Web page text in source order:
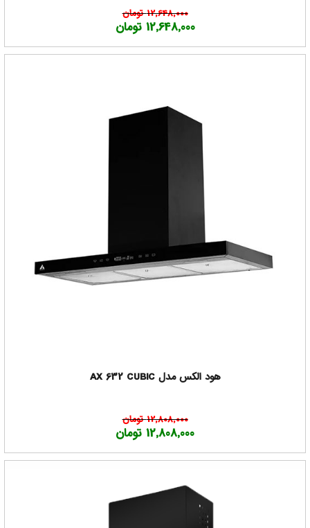
12,648,000 تومان
12,648,000 تومان
هود الکس مدل AX 632 CUBIC
12,808,000 تومان
12,808,000 تومان